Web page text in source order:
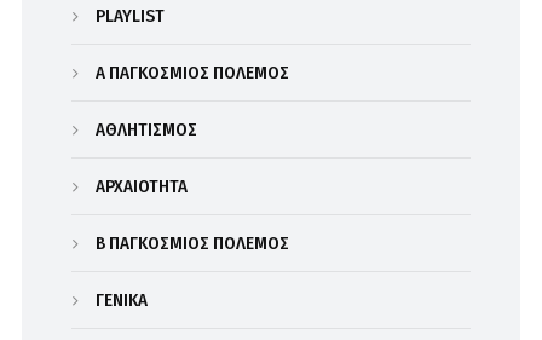
PLAYLIST
Α΄ ΠΑΓΚΟΣΜΙΟΣ ΠΟΛΕΜΟΣ
ΑΘΛΗΤΙΣΜΟΣ
ΑΡΧΑΙΟΤΗΤΑ
Β΄ ΠΑΓΚΟΣΜΙΟΣ ΠΟΛΕΜΟΣ
ΓΕΝΙΚΑ